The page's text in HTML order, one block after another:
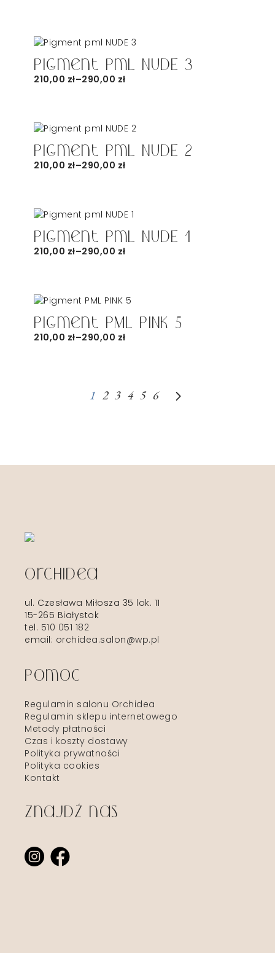
Pigment pml NUDE 3
210,00 zł–290,00 zł
Pigment pml NUDE 2
210,00 zł–290,00 zł
Pigment pml NUDE 1
210,00 zł–290,00 zł
Pigment PML PINK 5
210,00 zł–290,00 zł
1 2 3 4 5 6
Orchidea
ul. Czesława Miłosza 35 lok. 11
15-265 Białystok
tel. 510 051 182
email: orchidea.salon@wp.pl
Pomoc
Regulamin salonu Orchidea
Regulamin sklepu internetowego
Metody płatności
Czas i koszty dostawy
Polityka prywatności
Polityka cookies
Kontakt
Znajdź nas